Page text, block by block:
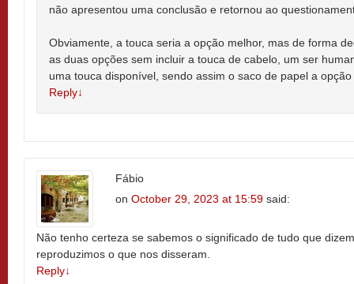
não apresentou uma conclusão e retornou ao
Obviamente, a touca seria a opção melhor, mas de forma
as duas opções sem incluir a touca de cabelo, um ser
uma touca disponível, sendo assim o saco de papel a opção
Reply↓
Fábio
on October 29, 2023 at 15:59 said:
Não tenho certeza se sabemos o significado de tudo que
reproduzimos o que nos disseram.
Reply↓